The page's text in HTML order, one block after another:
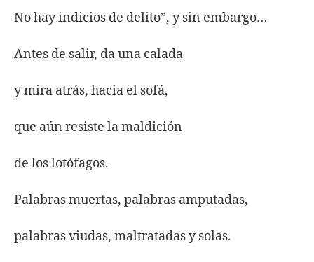
No hay indicios de delito”, y sin embargo…
Antes de salir, da una calada
y mira atrás, hacia el sofá,
que aún resiste la maldición
de los lotófagos.
Palabras muertas, palabras amputadas,
palabras viudas, maltratadas y solas.